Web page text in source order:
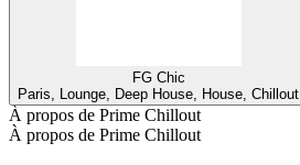
FG Chic
Paris, Lounge, Deep House, House, Chillout
À propos de Prime Chillout
À propos de Prime Chillout